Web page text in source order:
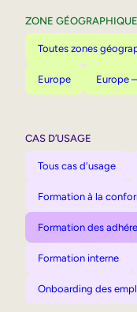
ZONE GÉOGRAPHIQUE
Toutes zones
Europe Europe
CAS D’USAGE
Tous cas d'usage
Formation à la
Formation des
Formation interne
Onboarding des